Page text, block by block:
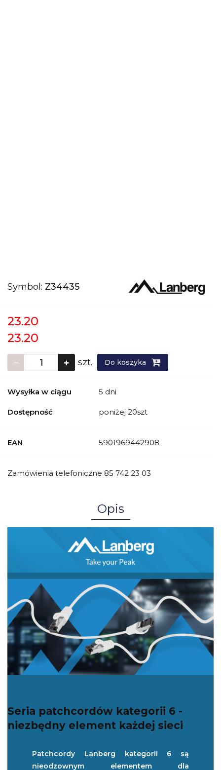
Symbol: Z34435
23.20
23.20
szt. Do koszyka
Wysyłka w ciągu 5 dni
Dostępność poniżej 20szt
EAN 5901969442908
Zamówienia telefoniczne 85 742 23 03
Opis
Seria patchcordów kategorii 6 -
niezbędny element każdej sieci
Patchcordy Lanberg kategorii 6 są
nieodzownym elementem dla